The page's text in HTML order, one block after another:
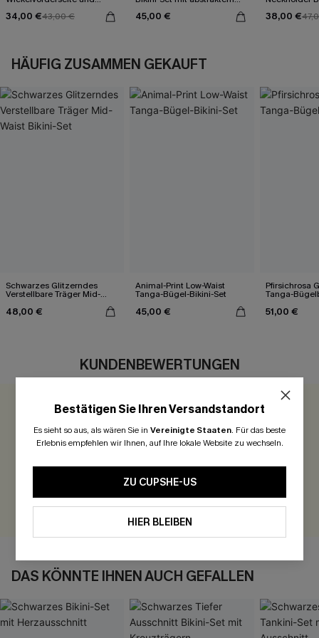
34,00 €43,00 € 45,00 € 38,00 €
HÄUFIG ZUSAMMEN GEKAUFT
Schwarzes Glitzerndes
Verstellbare Träger Mid-
48,00 €
Animal-Print Low-Waist
Tanga-Bügel-Bikini-Set
45,00 €
Pfirsichrosa
Tanga-
51,00 €
KUNDENBEWERTUNGEN
0.0
300 Punkte für Ihre Bewertung!
BEWERTEN
DAS KÖNNTE IHNEN AUCH GEFALLEN
Bestätigen Sie Ihren Versandstandort
Es sieht so aus, als wären Sie in Vereinigte Staaten. Für das beste
Erlebnis empfehlen wir Ihnen, auf Ihre lokale Website zu wechseln.
ZU CUPSHE-US
HIER BLEIBEN